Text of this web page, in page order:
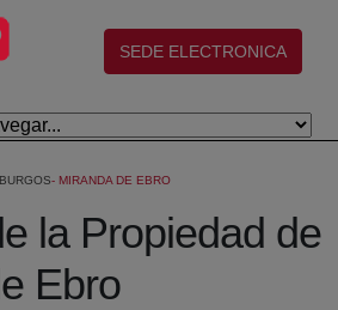
(abre en nueva ventana)
SEDE ELECTRONICA
BURGOS MIRANDA DE EBRO
la Propiedad de
Ebro